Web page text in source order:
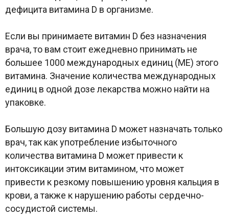
дефицита витамина D в организме.
Если вы принимаете витамин D без назначения
врача, то вам стоит ежедневно принимать не
большее 1000 международных единиц (МЕ) этого
витамина. Значение количества международных
единиц в одной дозе лекарства можно найти на
упаковке.
Большую дозу витамина D может назначать только
врач, так как употребление избыточного
количества витамина D может привести к
интоксикации этим витамином, что может
привести к резкому повышению уровня кальция в
крови, а также к нарушению работы сердечно-
сосудистой системы.